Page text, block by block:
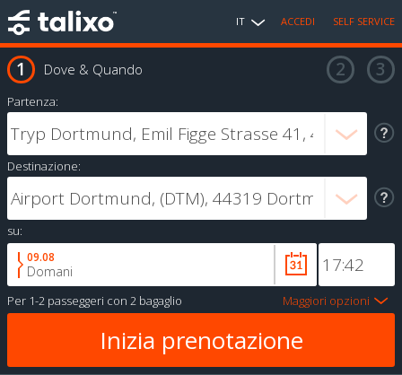
IT ACCEDI SELF SERVICE
Dove & Quando
Partenza:
Destinazione:
su:
09.08
Domani
Per 1-2 passeggeri con 2 bagaglio Maggiori opzioni